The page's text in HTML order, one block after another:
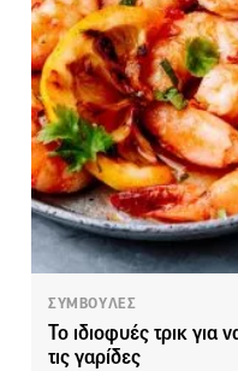
ΣΥΜΒΟΥΛΕΣ
Το ιδιοφυές τρικ για
τις γαρίδες